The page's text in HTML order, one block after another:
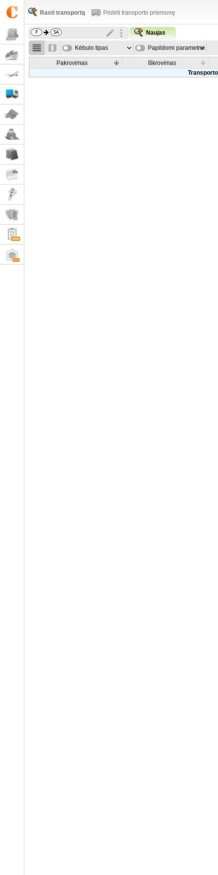
Rasti transportą Pridėti transporto priemonę
Naujas
Kėbulo tipas Papildomi parametrai
Pakrovimas
Iškrovimas